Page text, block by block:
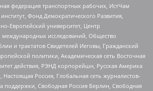
федерация транспортных рабочих, ИстЧам
Фонд Демократического Развития,
Европейский университет, Центр
международных исследований, Общество
и трактатов Свидетелей Иеговы, Гражданский
политики, Академическая сеть Восточная
действия, РЭНД корпорейшн, Русская Америка
Настоящая Россия, Глобальная сеть журналистов-
поддержки, Свободная Россия Берлин, Свободная